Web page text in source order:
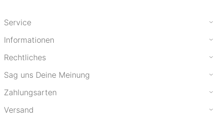
Service
Informationen
Rechtliches
Sag uns Deine Meinung
Zahlungsarten
Versand